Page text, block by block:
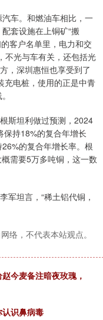
车。和燃油车相比，一
套设施在上铜矿“搬
客户名单里，电力和交
不光与车有关，还包括光
，深圳惠恒也享受到了
充电桩，使用的正是中青
斯坦利做过预测，2024
持18%的复合年增长
的复合年增长率。根
需要5万多吨铜，这一数
坦言，“稀土铝代铜，
络，不代表本站观点。
今麦备注暗夜玫瑰，
识鼻病毒